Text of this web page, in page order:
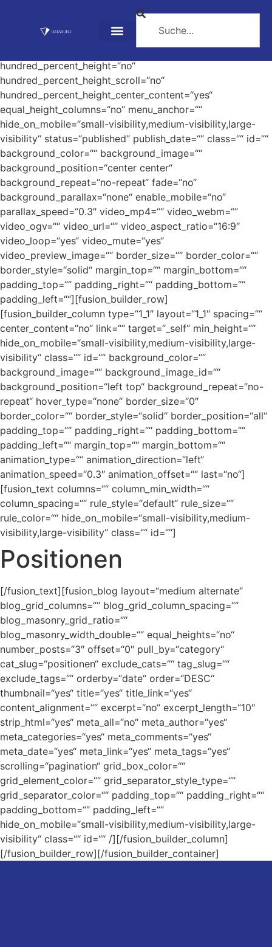
Positionen
[fusion_builder_container hundred_percent=“no“
hundred_percent_height=“no“
hundred_percent_height_scroll=“no“
hundred_percent_height_center_content=“yes“
equal_height_columns=“no“ menu_anchor=““
hide_on_mobile=“small-visibility,medium-visibility,large-
visibility“ status=“published“ publish_date=““ class=““ id=““
background_color=““ background_image=““
background_position=“center center“
background_repeat=“no-repeat“ fade=“no“
background_parallax=“none“ enable_mobile=“no“
parallax_speed=“0.3″ video_mp4=““ video_webm=““
video_ogv=““ video_url=““ video_aspect_ratio=“16:9″
video_loop=“yes“ video_mute=“yes“
video_preview_image=““ border_size=““ border_color=““
border_style=“solid“ margin_top=““ margin_bottom=““
padding_top=““ padding_right=““ padding_bottom=““
padding_left=““][fusion_builder_row]
[fusion_builder_column type=“1_1″ layout=“1_1″ spacing=““
center_content=“no“ link=““ target=“_self“ min_height=““
hide_on_mobile=“small-visibility,medium-visibility,large-
visibility“ class=““ id=““ background_color=““
background_image=““ background_image_id=““
background_position=“left top“ background_repeat=“no-
repeat“ hover_type=“none“ border_size=“0″
border_color=““ border_style=“solid“ border_position=“all“
padding_top=““ padding_right=““ padding_bottom=““
padding_left=““ margin_top=““ margin_bottom=““
animation_type=““ animation_direction=“left“
animation_speed=“0.3″ animation_offset=““ last=“no“]
[fusion_text columns=““ column_min_width=““
column_spacing=““ rule_style=“default“ rule_size=““
rule_color=““ hide_on_mobile=“small-visibility,medium-
visibility,large-visibility“ class=““ id=““]
Positionen
[/fusion_text][fusion_blog layout=“medium alternate“
blog_grid_columns=““ blog_grid_column_spacing=““
blog_masonry_grid_ratio=““
blog_masonry_width_double=““ equal_heights=“no“
number_posts=“3″ offset=“0″ pull_by=“category“
cat_slug=“positionen“ exclude_cats=““ tag_slug=““
exclude_tags=““ orderby=“date“ order=“DESC“
thumbnail=“yes“ title=“yes“ title_link=“yes“
content_alignment=““ excerpt=“no“ excerpt_length=“10″
strip_html=“yes“ meta_all=“no“ meta_author=“yes“
meta_categories=“yes“ meta_comments=“yes“
meta_date=“yes“ meta_link=“yes“ meta_tags=“yes“
scrolling=“pagination“ grid_box_color=““
grid_element_color=““ grid_separator_style_type=““
grid_separator_color=““ padding_top=““ padding_right=““
padding_bottom=““ padding_left=““
hide_on_mobile=“small-visibility,medium-visibility,large-
visibility“ class=““ id=““ /][/fusion_builder_column]
[/fusion_builder_row][/fusion_builder_container]